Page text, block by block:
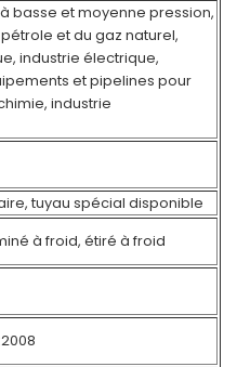
basse et moyenne pression,
et du gaz naturel,
industrie électrique,
et pipelines pour
industrie
tuyau spécial disponible
à froid, étiré à froid